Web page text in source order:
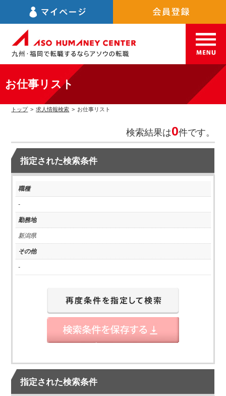
お仕事リスト
トップ > 求人情報検索 > お仕事リスト
検索結果は0件です。
指定された検索条件
職種
-
勤務地
新潟県
その他
-
指定された検索条件